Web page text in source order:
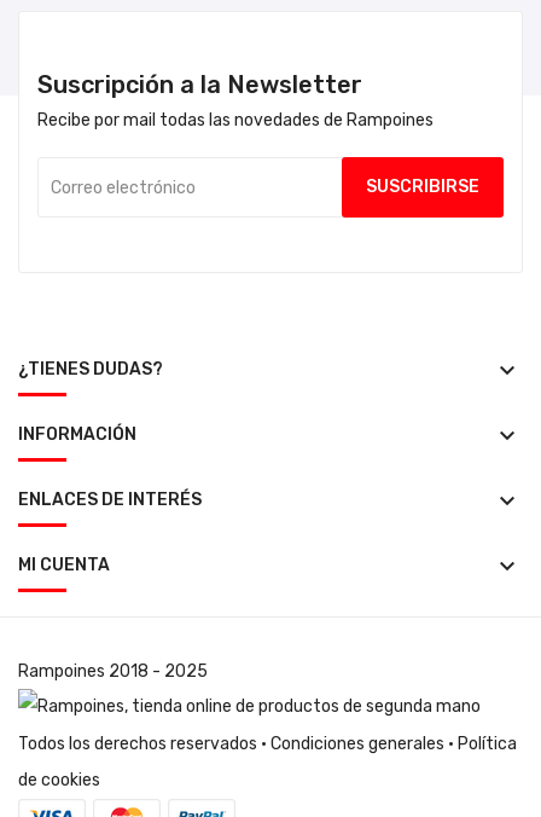
Suscripción a la Newsletter
Recibe por mail todas las novedades de Rampoines
¿TIENES DUDAS? keyboard_arrow_down
INFORMACIÓN keyboard_arrow_down
ENLACES DE INTERÉS keyboard_arrow_down
MI CUENTA keyboard_arrow_down
Rampoines 2018 - 2025
Todos los derechos reservados · Condiciones generales · Política
de cookies